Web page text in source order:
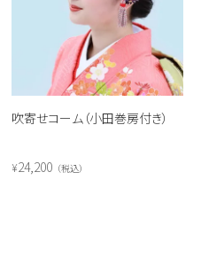
吹寄せコーム（小田巻房付き）
¥24,200 税込